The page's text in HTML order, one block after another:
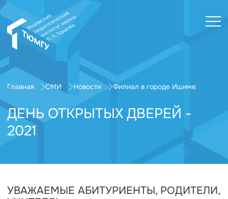
Главная СМИ Новости Филиал в городе Ишиме
ДЕНЬ ОТКРЫТЫХ ДВЕРЕЙ -
2021
УВАЖАЕМЫЕ АБИТУРИЕНТЫ, РОДИТЕЛИ,